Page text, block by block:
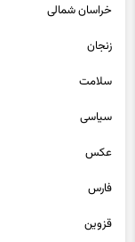
خراسان شمالی
زنجان
سلامت
سیاسی
عکس
فارس
قزوین